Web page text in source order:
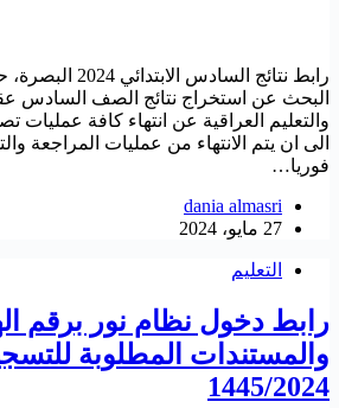
رابط نتائج
البحث عن استخراج نتائج الصف السادس
والتعليم العراقية عن انتهاء كافة عمليات
الى ان يتم الانتهاء من عمليات المراجعة
فوريا…
dania almasri
27 مايو، 2024
التعليم
رابط دخول نظام نور برقم
والمستندات المطلوبة
1445/2024